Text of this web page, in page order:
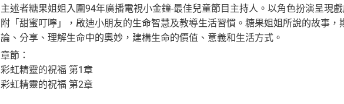
主述者糖果姐姐入圍94年廣播電視小金鐘-最佳兒童節目主持人。以角色扮演呈現
附「甜蜜叮嚀」，啟迪小朋友的生命智慧及教導生活習慣。糖果姐姐所說的故事
論、分享、理解生命中的奧妙，建構生命的價值、意義和生活方式。
章節：
彩虹精靈的祝福 第1章
彩虹精靈的祝福 第2章